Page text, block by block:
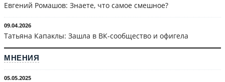
Евгений Ромашов: Знаете, что самое смешное?
09.04.2026
Татьяна Капаклы: Зашла в ВК-сообщество и офигела
МНЕНИЯ
05.05.2025